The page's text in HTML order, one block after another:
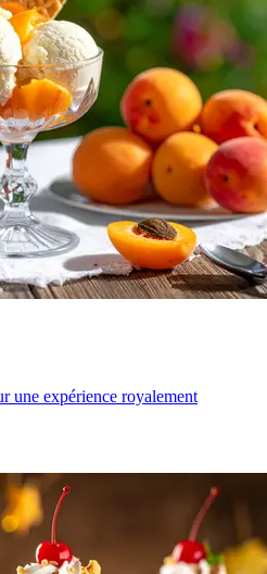
une expérience royalement